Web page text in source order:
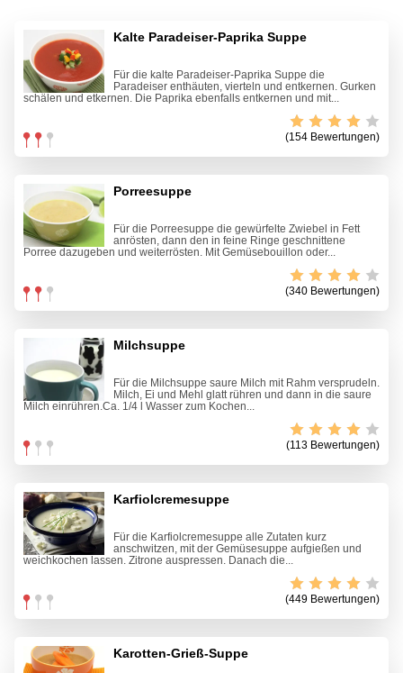
Kalte Paradeiser-Paprika Suppe
Für die kalte Paradeiser-Paprika Suppe die
Paradeiser enthäuten, vierteln und entkernen. Gurken
schälen und etkernen. Die Paprika ebenfalls entkernen und mit...
(154 Bewertungen)
Porreesuppe
Für die Porreesuppe die gewürfelte Zwiebel in Fett
anrösten, dann den in feine Ringe geschnittene
Porree dazugeben und weiterrösten. Mit Gemüsebouillon oder...
(340 Bewertungen)
Milchsuppe
Für die Milchsuppe saure Milch mit Rahm versprudeln.
Milch, Ei und Mehl glatt rühren und dann in die saure
Milch einrühren.Ca. 1/4 l Wasser zum Kochen...
(113 Bewertungen)
Karfiolcremesuppe
Für die Karfiolcremesuppe alle Zutaten kurz
anschwitzen, mit der Gemüsesuppe aufgießen und
weichkochen lassen. Zitrone auspressen. Danach die...
(449 Bewertungen)
Karotten-Grieß-Suppe